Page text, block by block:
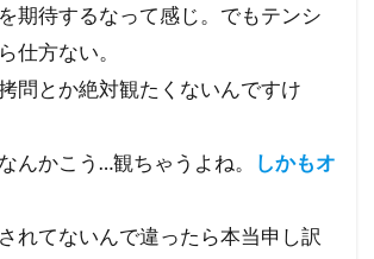
期待するなって感じ。でもテンシ
仕方ない。
問とか絶対観たくないんですけ
んかこう…観ちゃうよね。
しかもオ
れてないんで違ったら本当申し訳